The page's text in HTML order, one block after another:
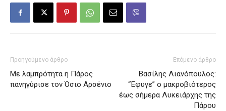
Προηγούμενο άρθρο
Με λαμπρότητα η Πάρος
πανηγύρισε τον Όσιο Αρσένιο
Επόμενο άρθρο
Βασίλης Λιανόπουλος:
“Έφυγε” ο μακροβιότερος
έως σήμερα Λυκειάρχης της
Πάρου